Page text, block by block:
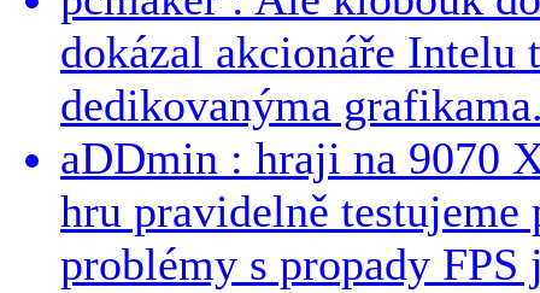
dokázal akcionáře Intelu
dedikovanýma
aDDmin : hraji na 9070
hru pravidelně testujeme
problémy s propady FPS